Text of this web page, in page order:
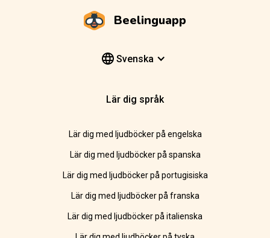
Beelinguapp
Svenska
Lär dig språk
Lär dig med ljudböcker på engelska
Lär dig med ljudböcker på spanska
Lär dig med ljudböcker på portugisiska
Lär dig med ljudböcker på franska
Lär dig med ljudböcker på italienska